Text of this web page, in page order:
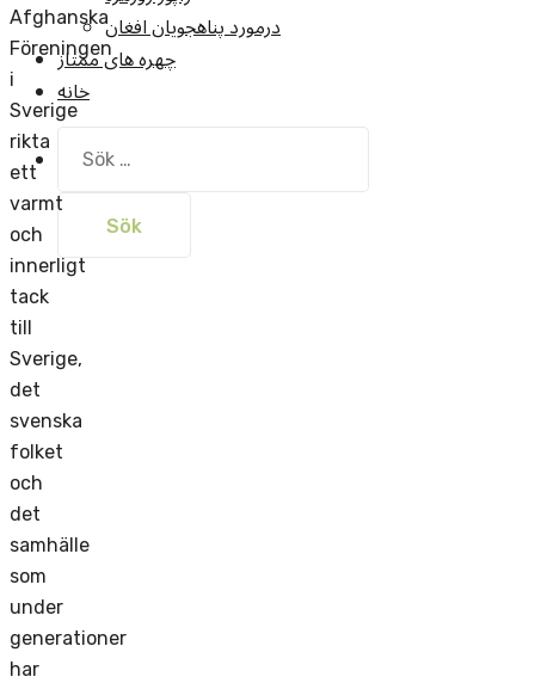
درمورد پناهجويان افغان
چهره های ممتاز
خانه
efter:
Afghanska
Föreningen
i
Sverige
rikta
ett
varmt
och
innerligt
tack
till
Sverige,
det
svenska
folket
och
det
samhälle
som
under
generationer
har